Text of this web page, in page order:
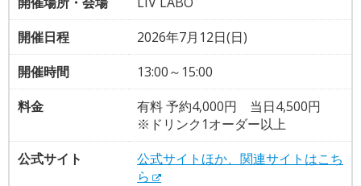
開催日程
2026年7月12日(日)
開催時間
13:00～15:00
料金
有料 予約4,000円 当日4,500円
※ドリンク1オーダー以上
公式サイト
公式サイトほか、関連サイトはこち
ら